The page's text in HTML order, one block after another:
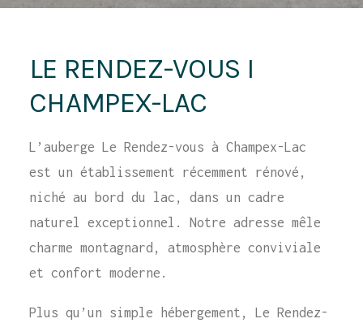
LE RENDEZ-VOUS I
CHAMPEX-LAC
L’auberge Le Rendez-vous à Champex-Lac
est un établissement récemment rénové,
niché au bord du lac, dans un cadre
naturel exceptionnel. Notre adresse mêle
charme montagnard, atmosphère conviviale
et confort moderne.
Plus qu’un simple hébergement, Le Rendez-